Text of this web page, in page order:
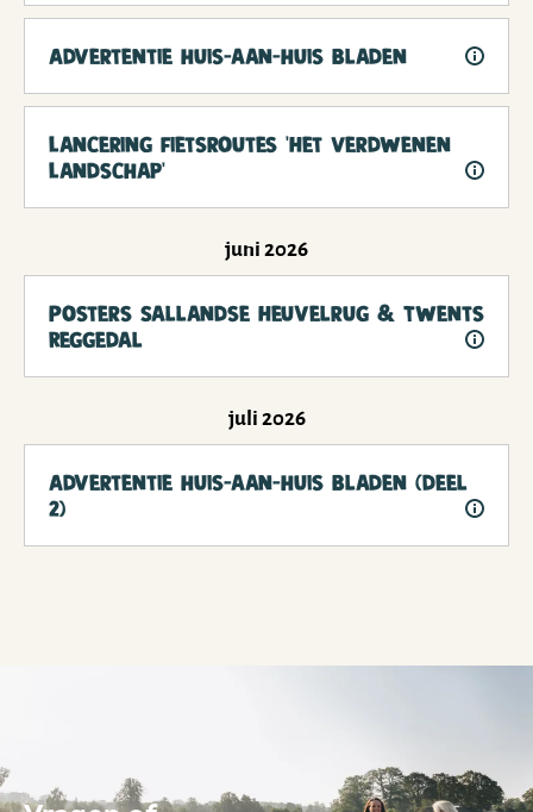
Advertentie huis-aan-huis bladen
Lancering fietsroutes 'Het Verdwenen
Landschap'
juni 2026
Posters Sallandse Heuvelrug & Twents
Reggedal
juli 2026
Advertentie huis-aan-huis bladen (deel
2)